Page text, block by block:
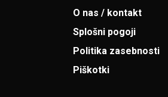
O nas / kontakt
Splošni pogoji
Politika zasebnosti
Piškotki